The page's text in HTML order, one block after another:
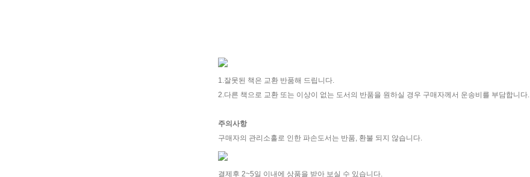
1.잘못된 책은 교환 반품해 드립니다.
2.다른 책으로 교환 또는 이상이 없는 도서의 반품을 원하실 경우 구매자께서 운송비를 부담합니다.
주의사항
구매자의 관리소홀로 인한 파손도서는 반품, 환불 되지 않습니다.
결제후 2~5일 이내에 상품을 받아 보실 수 있습니다.